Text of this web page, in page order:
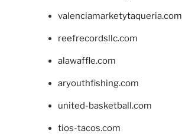
valenciamarketytaqueria.com
reefrecordsllc.com
alawaffle.com
aryouthfishing.com
united-basketball.com
tios-tacos.com